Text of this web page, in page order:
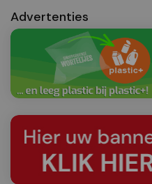
Advertenties